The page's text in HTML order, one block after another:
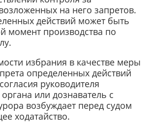
на него запретов.
действий может быть
момент производства по
избрания в качестве меры
определенных действий
руководителя
или дознаватель с
возбуждает перед судом
ходатайство.